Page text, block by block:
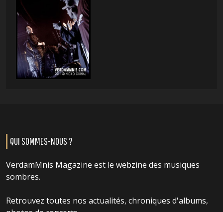
QUI SOMMES-NOUS ?
VerdamMnis Magazine est le webzine des musiques
sombres.
Retrouvez toutes nos actualités, chroniques d'albums,